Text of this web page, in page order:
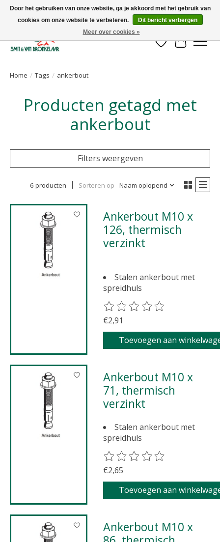
Uw leverancier voor stalinrichtingen en het opruwen van betonvloeren!
Verlanglijst
Home / Tags / ankerbout
Producten getagd met
ankerbout
Filters weergeven
6 producten Sorteren op Naam oplopend
Ankerbout M10 x
126, thermisch
verzinkt
Stalen ankerbout met
spreidhuls
De beoordeling van dit
€2,91
Toevoegen aan
Ankerbout M10 x
71, thermisch
verzinkt
Stalen ankerbout met
spreidhuls
De beoordeling van dit
€2,65
Toevoegen aan
Ankerbout M10 x
Door het gebruiken van onze website, ga je akkoord met het gebruik van
cookies om onze website te verbeteren.
Dit bericht verbergen
Meer over cookies »